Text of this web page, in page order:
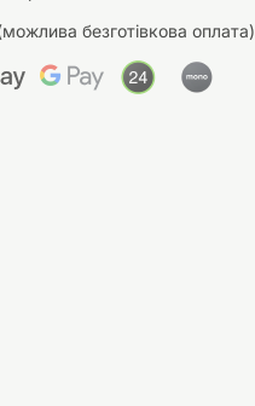
безготівкова оплата)